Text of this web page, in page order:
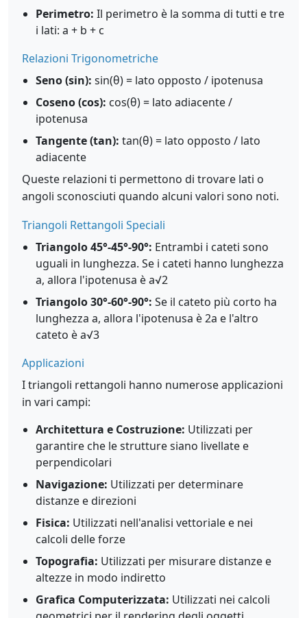
Perimetro: Il perimetro è la somma di tutti e tre
i lati: a + b + c
Relazioni Trigonometriche
Seno (sin): sin(θ) = lato opposto / ipotenusa
Coseno (cos): cos(θ) = lato adiacente /
ipotenusa
Tangente (tan): tan(θ) = lato opposto / lato
adiacente
Queste relazioni ti permettono di trovare lati o
angoli sconosciuti quando alcuni valori sono noti.
Triangoli Rettangoli Speciali
Triangolo 45°-45°-90°: Entrambi i cateti sono
uguali in lunghezza. Se i cateti hanno lunghezza
a, allora l'ipotenusa è a√2
Triangolo 30°-60°-90°: Se il cateto più corto ha
lunghezza a, allora l'ipotenusa è 2a e l'altro
cateto è a√3
Applicazioni
I triangoli rettangoli hanno numerose applicazioni
in vari campi:
Architettura e Costruzione: Utilizzati per
garantire che le strutture siano livellate e
perpendicolari
Navigazione: Utilizzati per determinare
distanze e direzioni
Fisica: Utilizzati nell'analisi vettoriale e nei
calcoli delle forze
Topografia: Utilizzati per misurare distanze e
altezze in modo indiretto
Grafica Computerizzata: Utilizzati nei calcoli